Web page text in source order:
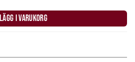
LÄGG I VARUKORG